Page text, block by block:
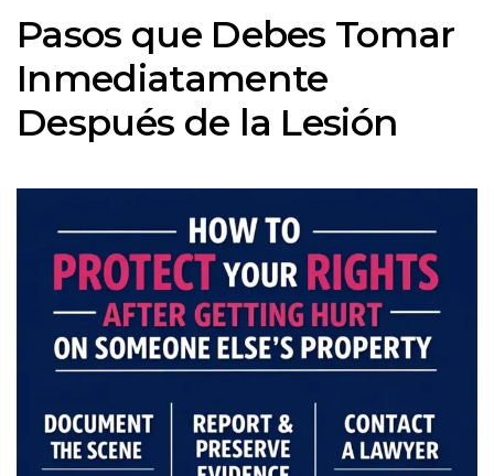
Pasos que Debes Tomar
Inmediatamente
Después de la Lesión